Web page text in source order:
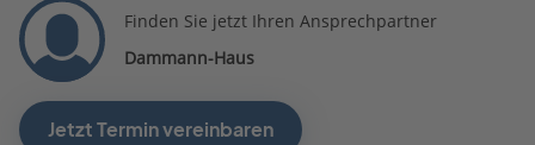
Finden Sie jetzt Ihren Ansprechpartner
Dammann-Haus
Jetzt Termin vereinbaren